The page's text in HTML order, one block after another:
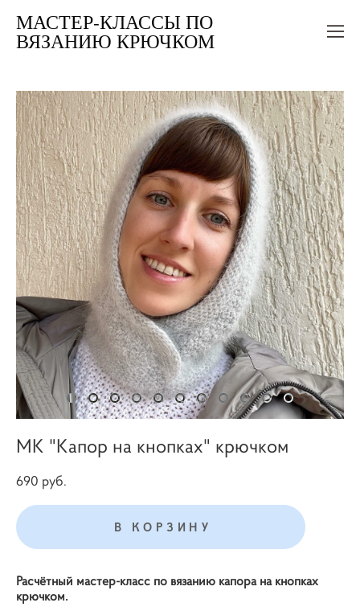
МАСТЕР-КЛАССЫ ПО
ВЯЗАНИЮ КРЮЧКОМ
МК "Капор на кнопках" крючком
690 pуб.
В КОРЗИНУ
Расчётный мастер-класс по вязанию капора на кнопках
крючком.